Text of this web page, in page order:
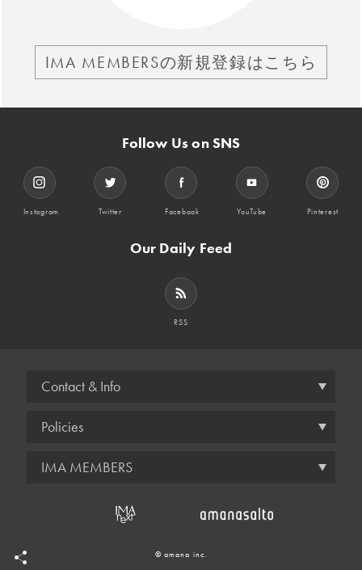
IMA MEMBERSの新規登録はこちら
Follow Us on SNS
Instagram Twitter Facebook YouTube Pinterest
Our Daily Feed
RSS
Contact & Info
Policies
IMA MEMBERS
© amana inc.